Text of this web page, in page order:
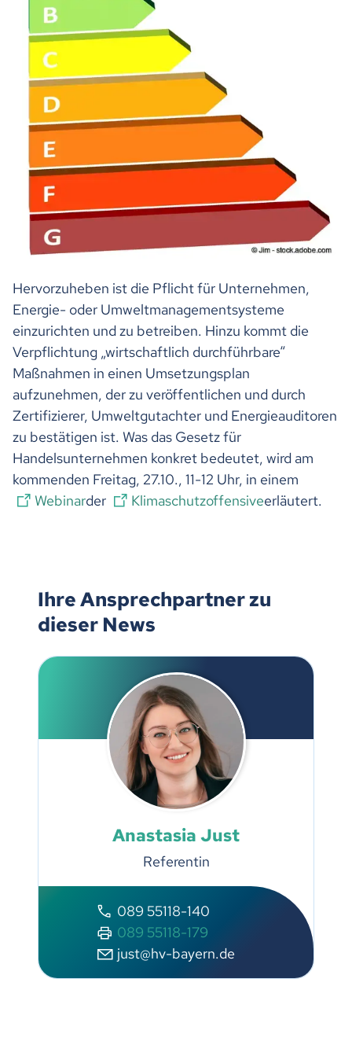
Hervorzuheben ist die Pflicht für Unternehmen,
Energie- oder Umweltmanagementsysteme
einzurichten und zu betreiben. Hinzu kommt die
Verpflichtung „wirtschaftlich durchführbare“
Maßnahmen in einen Umsetzungsplan
aufzunehmen, der zu veröffentlichen und durch
Zertifizierer, Umweltgutachter und Energieauditoren
zu bestätigen ist. Was das Gesetz für
Handelsunternehmen konkret bedeutet, wird am
kommenden Freitag, 27.10., 11-12 Uhr, in einem
Webinarder Klimaschutzoffensiveerläutert.
Ihre Ansprechpartner zu
dieser News
Anastasia Just
Referentin
089 55118-140
089 55118-179
just@hv-bayern.de